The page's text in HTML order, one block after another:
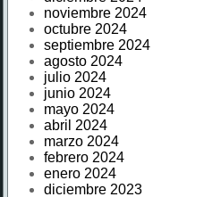
noviembre 2024
octubre 2024
septiembre 2024
agosto 2024
julio 2024
junio 2024
mayo 2024
abril 2024
marzo 2024
febrero 2024
enero 2024
diciembre 2023